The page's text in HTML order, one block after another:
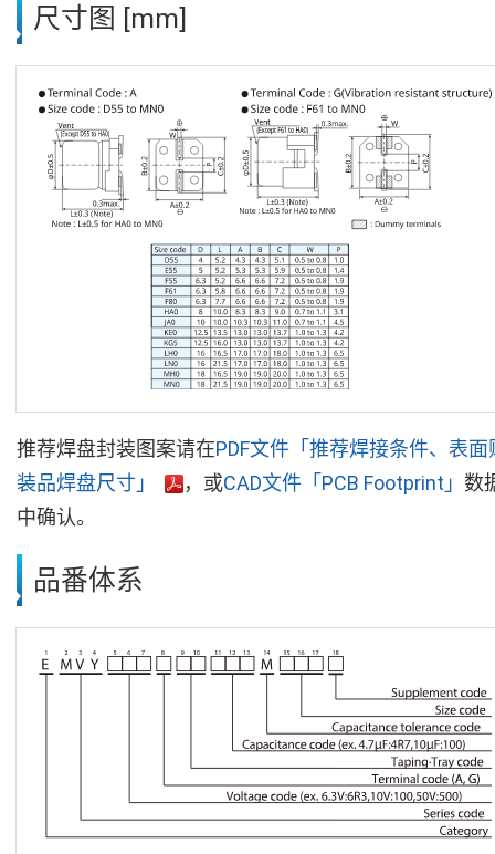
尺寸图 [mm]
推荐焊盘封装图案请在PDF文件「推荐焊接条件、表面
装品焊盘尺寸」
，或CAD文件「PCB Footprint」 数
中确认。
品番体系